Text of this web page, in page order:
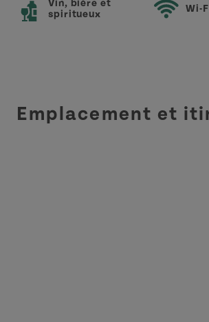
Vin, bière et
spiritueux
Wi-
Emplacement et